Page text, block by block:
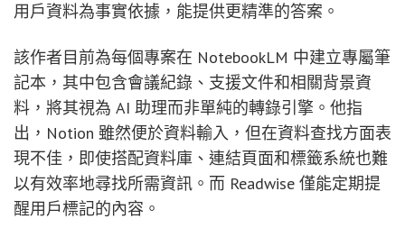
用戶資料為事實依據，能提供更精準的答案。
該作者目前為每個專案在 NotebookLM 中建立專屬筆
記本，其中包含會議紀錄、支援文件和相關背景資
料，將其視為 AI 助理而非單純的轉錄引擎。他指
出，Notion 雖然便於資料輸入，但在資料查找方面表
現不佳，即使搭配資料庫、連結頁面和標籤系統也難
以有效率地尋找所需資訊。而 Readwise 僅能定期提
醒用戶標記的內容。